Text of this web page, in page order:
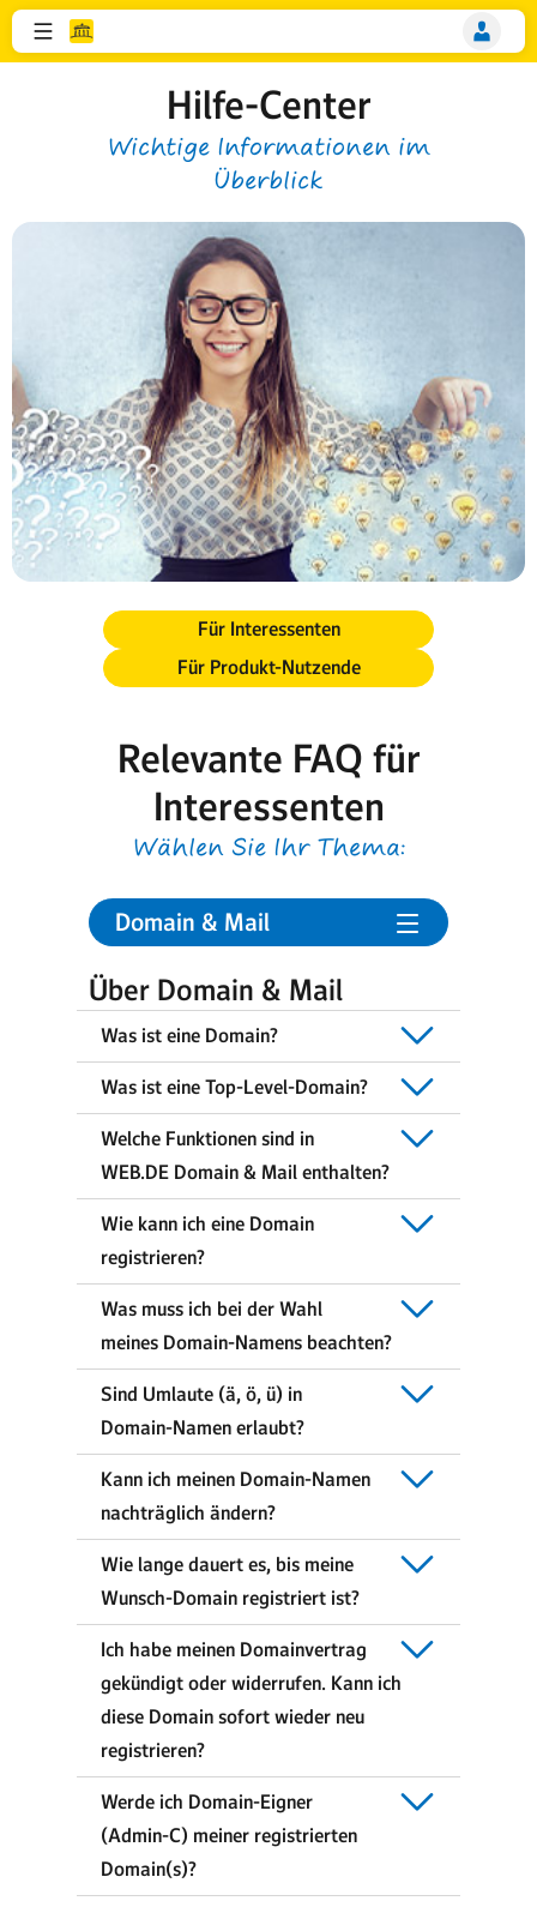
Hilfe-Center
Wichtige Informationen im
Überblick
Für Interessenten
Für Produkt-Nutzende
Relevante FAQ für
Interessenten
Wählen Sie Ihr Thema:
Domain & Mail
Über Domain & Mail
Was ist eine Domain?
Was ist eine Top-Level-Domain?
Welche Funktionen sind in
WEB.DE Domain & Mail enthalten?
Wie kann ich eine Domain
registrieren?
Was muss ich bei der Wahl
meines Domain-Namens beachten?
Sind Umlaute (ä, ö, ü) in
Domain-Namen erlaubt?
Kann ich meinen Domain-Namen
nachträglich ändern?
Wie lange dauert es, bis meine
Wunsch-Domain registriert ist?
Ich habe meinen Domainvertrag
gekündigt oder widerrufen. Kann ich
diese Domain sofort wieder neu
registrieren?
Werde ich Domain-Eigner
(Admin-C) meiner registrierten
Domain(s)?